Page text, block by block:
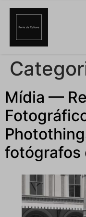
Mídia —
fotógrafos